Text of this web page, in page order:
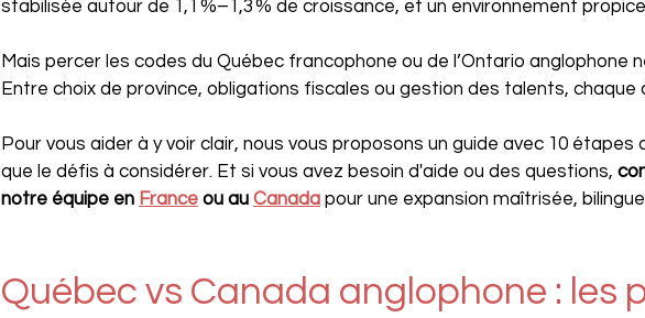
stabilisée autour de 1,1 %–1,3 % de croissance, et un environnement propice
Mais percer les codes du Québec francophone ou de l’Ontario anglophone
Entre choix de province, obligations fiscales ou gestion des talents, chaque
Pour vous aider à y voir clair, nous vous proposons un guide avec 10 étapes
que le défis à considérer. Et si vous avez besoin d'aide ou des questions,
notre équipe en France ou au Canada pour une expansion maîtrisée,
Québec vs Canada anglophone : les